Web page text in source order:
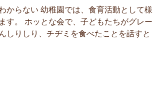
からない 幼稚園では、食育活動として
す。 ホッとな会で、子どもたちがグレ
しりしり、チヂミを食べたことを話すと